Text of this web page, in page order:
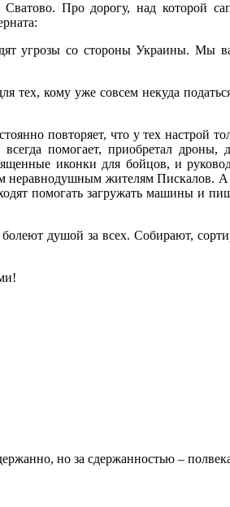
Про дорогу, над которой
угрозы со стороны Украины.
тех, кому уже совсем некуда
повторяет, что у тех настрой
помогает, приобретал
иконки для бойцов, и
неравнодушным жителям Пискалов.
помогать загружать машины
душой за всех. Собирают,
но за сдержанностью –